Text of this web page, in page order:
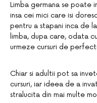
Limba germana se poate
insa cei mici care isi
pentru a stapani inca de
limba, dupa care, odata
urmeze cursuri de
Chiar si adultii pot sa
cursuri, iar ideea de a
stralucita din mai multe